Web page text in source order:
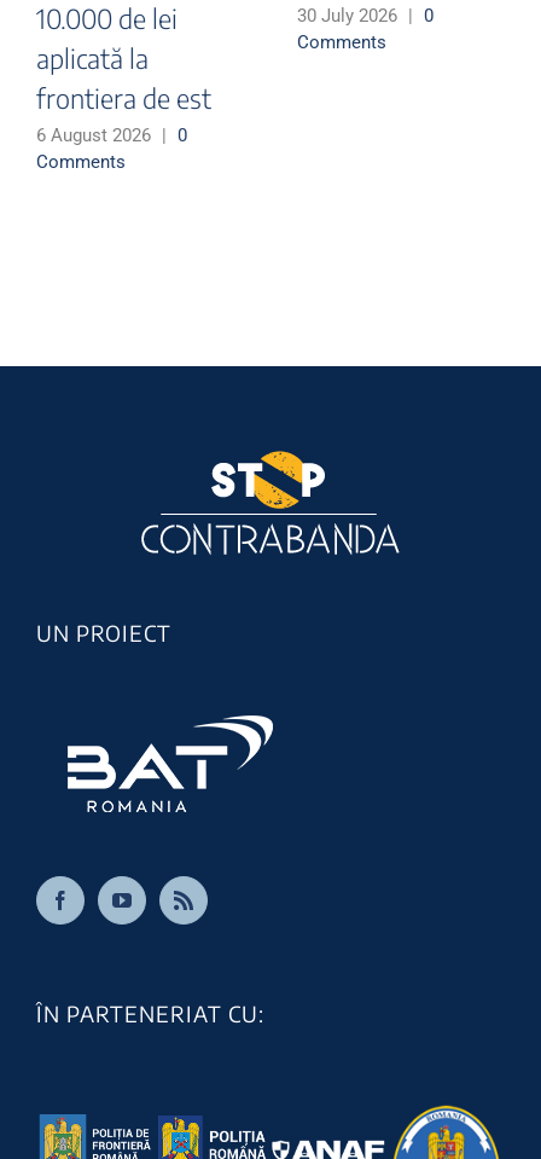
10.000 de lei
aplicată la
frontiera de est
6 August 2026 | 0
Comments
30 July 2026 | 0
Comments
UN PROIECT
ÎN PARTENERIAT CU: